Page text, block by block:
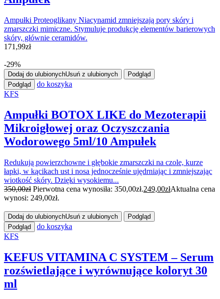
Ampułki Proteoglikany Niacynamid zmniejszają pory skóry i
zmarszczki mimiczne. Stymuluje produkcję elementów barierowych
skóry, głównie ceramidów.
171,99zł
-29%
Dodaj do ulubionychUsuń z ulubionych
Podgląd
Podgląd
do koszyka
KFS
Ampułki BOTOX LIKE do Mezoterapii
Mikroigłowej oraz Oczyszczania
Wodorowego 5ml/10 Ampułek
Redukują powierzchowne i głębokie zmarszczki na czole, kurze
łapki, w kącikach ust i nosa jednocześnie ujędrniając i zmniejszając
wiotkość skóry. Dzięki wysokiemu...
350,00zł Pierwotna cena wynosiła: 350,00zł.249,00złAktualna cena
wynosi: 249,00zł.
Dodaj do ulubionychUsuń z ulubionych
Podgląd
Podgląd
do koszyka
KFS
KEFUS VITAMINA C SYSTEM – Serum
rozświetlające i wyrównujące koloryt 30
ml